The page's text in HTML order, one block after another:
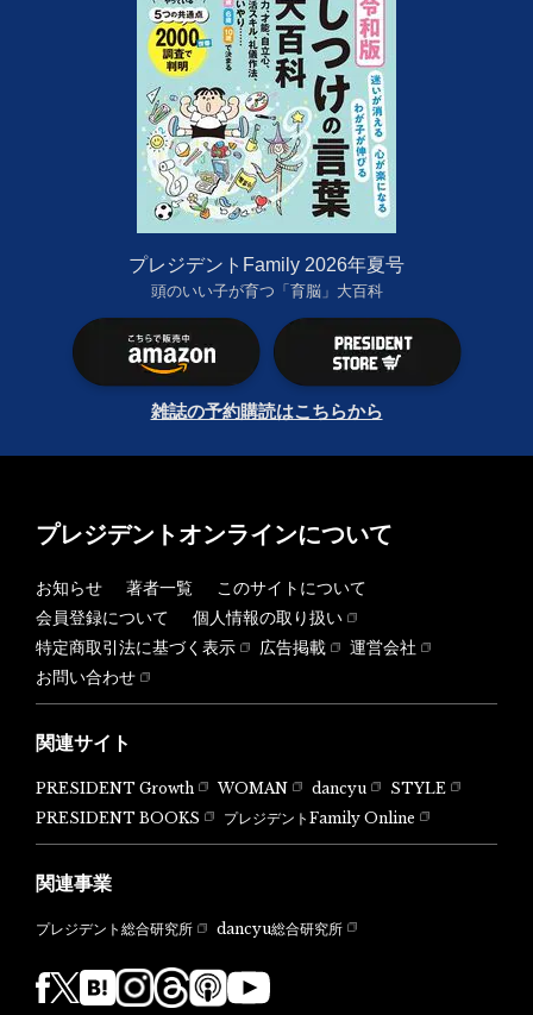
プレジデントFamily 2026年夏号
頭のいい子が育つ「育脳」大百科
雑誌の予約購読はこちらから
プレジデントオンラインについて
お知らせ 著者一覧
このサイトについて
会員登録について
個人情報の取り扱い
特定商取引法に基づく表示
広告掲載
運営会社
お問い合わせ
関連サイト
PRESIDENT Growth WOMAN dancyu
STYLE
PRESIDENT BOOKS
プレジデントFamily Online
関連事業
プレジデント総合研究所 dancyu総合研究所